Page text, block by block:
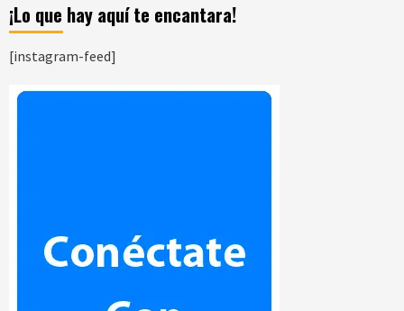
¡Lo que hay aquí te encantara!
[instagram-feed]